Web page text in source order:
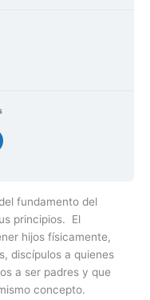
fundamento del
principios. El
hijos físicamente,
discípulos a quienes
a ser padres y que
concepto.